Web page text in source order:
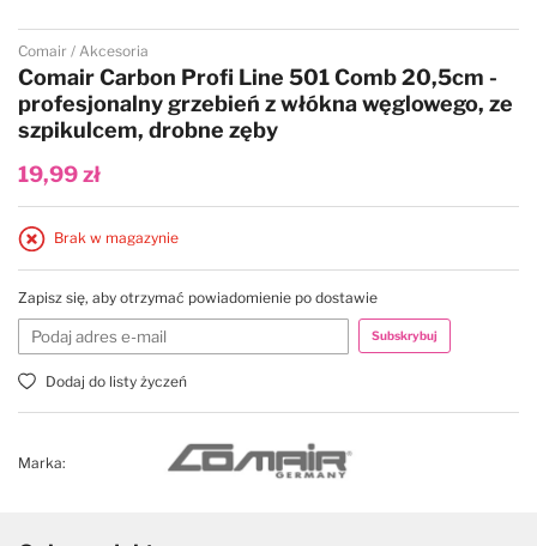
Przejdź na początek galerii
Comair Akcesoria
Comair Carbon Profi Line 501 Comb 20,5cm -
profesjonalny grzebień z włókna węglowego, ze
szpikulcem, drobne zęby
19,99 zł
Brak w magazynie
Zapisz się, aby otrzymać powiadomienie po dostawie
Subskrybuj
Dodaj do listy życzeń
Marka: